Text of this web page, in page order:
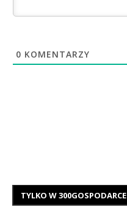
0 KOMENTARZY
TYLKO W 300GOSPODARCE